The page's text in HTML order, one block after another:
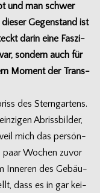
und man schwer
Gegen­stand ist
darin eine Fas­zi­
son­dern auch für
Moment der Trans­
des Stern­gar­tens.
Abriss­bil­der,
mich das per­sön­
paar Wochen zuvor
Inne­ren des Gebäu­
dass es in gar kei­